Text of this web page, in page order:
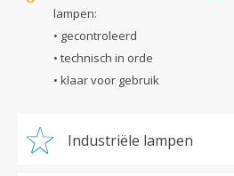
lampen:
• gecontroleerd
• technisch in orde
• klaar voor gebruik
Industriële lampen